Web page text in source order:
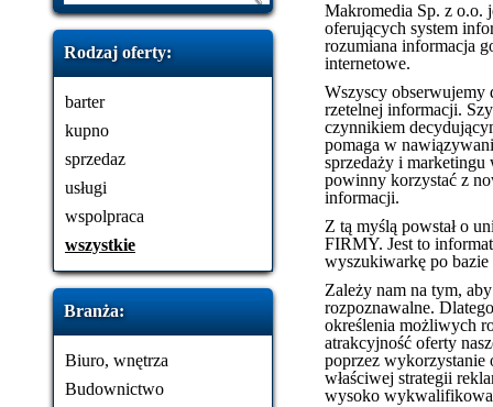
Rodzaj oferty:
barter
kupno
sprzedaz
usługi
wspolpraca
wszystkie
Branża:
Biuro, wnętrza
Budownictwo
Makromedia Sp. z o.o.
oferujących system
rozumiana informacja
internetowe.
Wszyscy obserwujemy
rzetelnej informacji.
czynnikiem
pomaga w
sprzedaży i
powinny korzystać z
informacji.
Z tą myślą powstał o
FIRMY. Jest to
wyszukiwarkę po bazie
Zależy nam na tym,
rozpoznawalne.
określenia możliwych
atrakcyjność oferty
poprzez wykorzystanie
właściwej strategii
wysoko